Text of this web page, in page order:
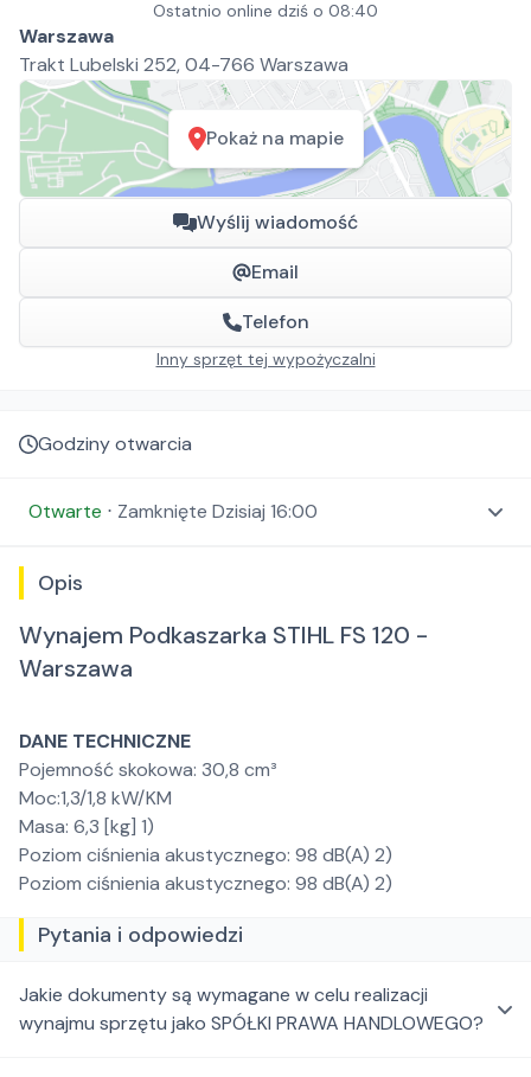
Ostatnio online dziś o 08:40
Warszawa
Trakt Lubelski 252, 04-766 Warszawa
Pokaż na mapie
Wyślij wiadomość
Email
Telefon
Inny sprzęt tej wypożyczalni
Godziny otwarcia
Otwarte ⋅ Zamknięte Dzisiaj 16:00
Opis
Wynajem Podkaszarka STIHL FS 120 -
Warszawa
DANE TECHNICZNE
Pojemność skokowa: 30,8 cm³
Moc:1,3/1,8 kW/KM
Masa: 6,3 [kg] 1)
Poziom ciśnienia akustycznego: 98 dB(A) 2)
Poziom ciśnienia akustycznego: 98 dB(A) 2)
Pytania i odpowiedzi
Jakie dokumenty są wymagane w celu realizacji
wynajmu sprzętu jako SPÓŁKI PRAWA HANDLOWEGO?